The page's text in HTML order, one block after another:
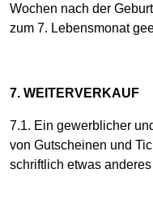
Wochen nach der
zum 7. Lebensmonat
7. WEITERVERKAUF
7.1. Ein gewerblicher
von Gutscheinen und
schriftlich etwas